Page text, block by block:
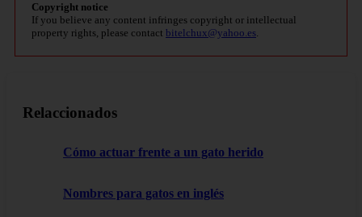
Copyright notice
If you believe any content infringes copyright or intellectual
property rights, please contact bitelchux@yahoo.es.
Relaccionados
Cómo actuar frente a un gato herido
Nombres para gatos en inglés